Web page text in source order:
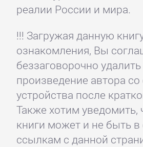
реалии России и мира.
!!! Загружая данную
ознакомления, Вы
беззаговорочно удалить
произведение автора со
устройства после
Также хотим уведомить,
книги может и не быть
ссылкам с данной